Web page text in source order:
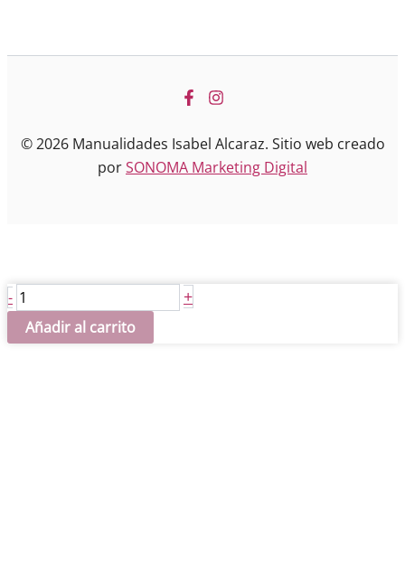
© 2026 Manualidades Isabel Alcaraz. Sitio web creado
porSONOMA Marketing Digital
- Bebe
piña
cantidad
+
Añadir al carrito